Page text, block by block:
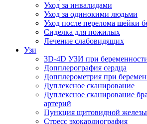
Уход за инвалидами
Уход за одинокими людьми
Уход после перелома шейки
Сиделка для пожилых
Лечение слабовидящих
Узи
3D-4D УЗИ при
Допплерография сердца
Допплерометрия при
Дуплексное сканирование
Дуплексное сканирование
артерий
Пункция щитовидной железы
Стресс эхокардиография